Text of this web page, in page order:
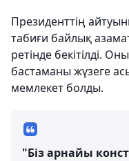
Президенттің
табиғи байлық
ретінде бекітілді.
бастаманы жүзеге
мемлекет болды.
"Біз арнайы